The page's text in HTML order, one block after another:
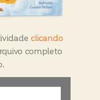
clicando
completo